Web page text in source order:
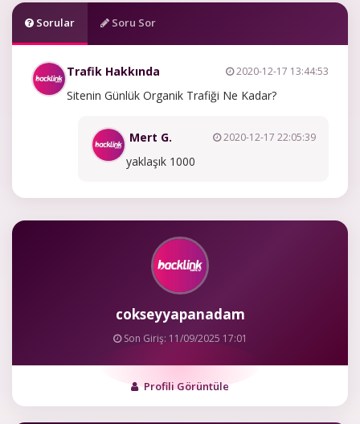
Sorular Soru Sor
Trafik Hakkında 2020-12-17 13:44:53
Sitenin Günlük Organik Trafiği Ne Kadar?
Mert G. 2020-12-17 22:05:39
yaklaşık 1000
cokseyyapanadam
Son Giriş: 11/09/2025 17:01
Profili Görüntüle